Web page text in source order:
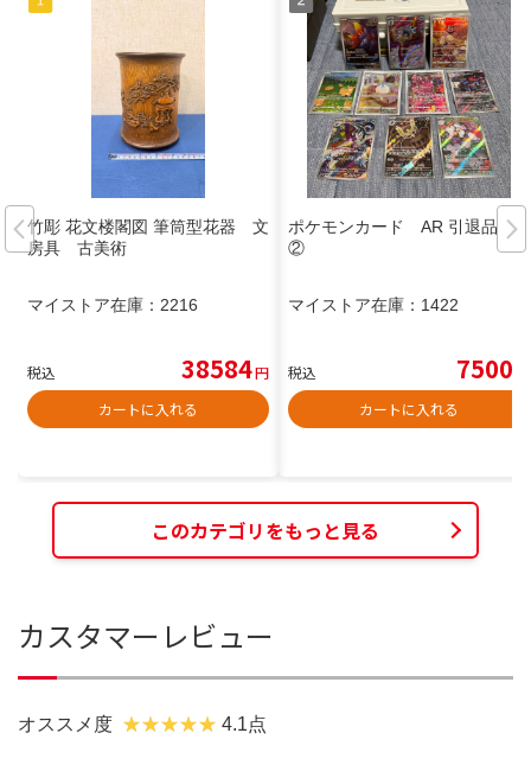
竹彫 花文楼閣図 筆筒型花器 文
房具 古美術
マイストア在庫： 2216
税込 38584円
カートに入れる
ポケモンカード AR 引退品
②
マイストア在庫： 1422
税込 7500
カートに入れる
このカテゴリをもっと見る
カスタマーレビュー
オススメ度 4.1点